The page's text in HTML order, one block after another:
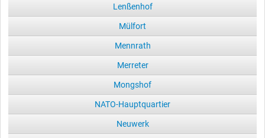
Lenßenhof
Mülfort
Mennrath
Merreter
Mongshof
NATO-Hauptquartier
Neuwerk